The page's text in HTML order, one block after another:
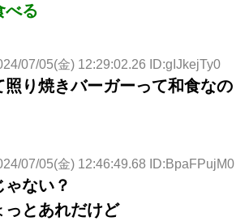
べる
07/05(金) 12:29:02.26 ID:gIJkejTy0
照り焼きバーガーって和食なの
07/05(金) 12:46:49.68 ID:BpaFPujM0
ない？
っとあれだけど